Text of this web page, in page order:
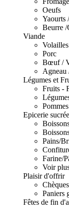
Oeufs
Yaourts
Beurre /
Viande
Volailles
Porc
Bœuf /
Agneau
Légumes et
Fruits -
Epicerie
Pains/
Farine/
Voir
Plaisir d'offrir
Paniers
Fêtes de fin